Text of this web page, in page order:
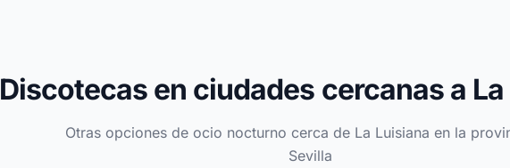
Discotecas en ciudades cercanas a
Otras opciones de ocio nocturno cerca de La Luisiana en la
Sevilla